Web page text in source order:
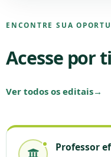
ENCONTRE SUA
Acesse por
Ver todos os editais→
Professor